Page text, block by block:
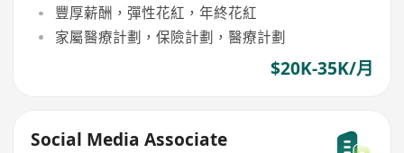
豐厚薪酬，彈性花紅，年終花紅
家屬醫療計劃，保險計劃，醫療計劃
$20K-35K/月
Social Media Associate